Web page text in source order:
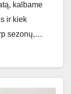
kalbame
ir kiek
sezonų,…